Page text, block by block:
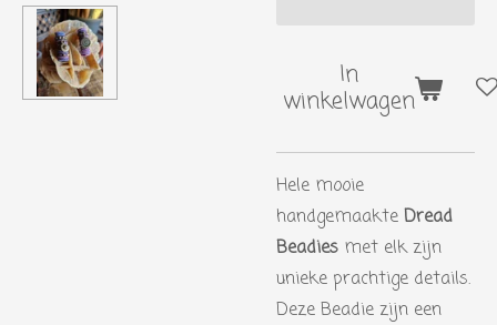
In
winkelwagen
Hele mooie
handgemaakte Dread
Beadies met elk zijn
unieke prachtige details.
Deze Beadie zijn een